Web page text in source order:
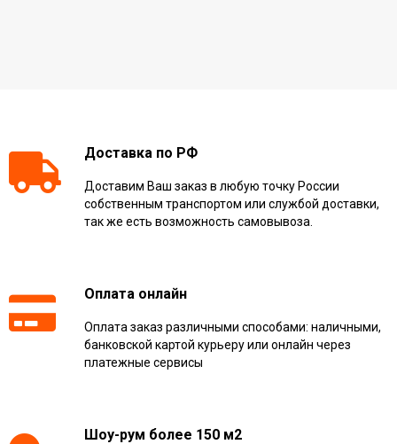
Доставка по РФ
Доставим Ваш заказ в любую точку России
собственным транспортом или службой доставки,
так же есть возможность самовывоза.
Оплата онлайн
Оплата заказ различными способами: наличными,
банковской картой курьеру или онлайн через
платежные сервисы
Шоу-рум более 150 м2